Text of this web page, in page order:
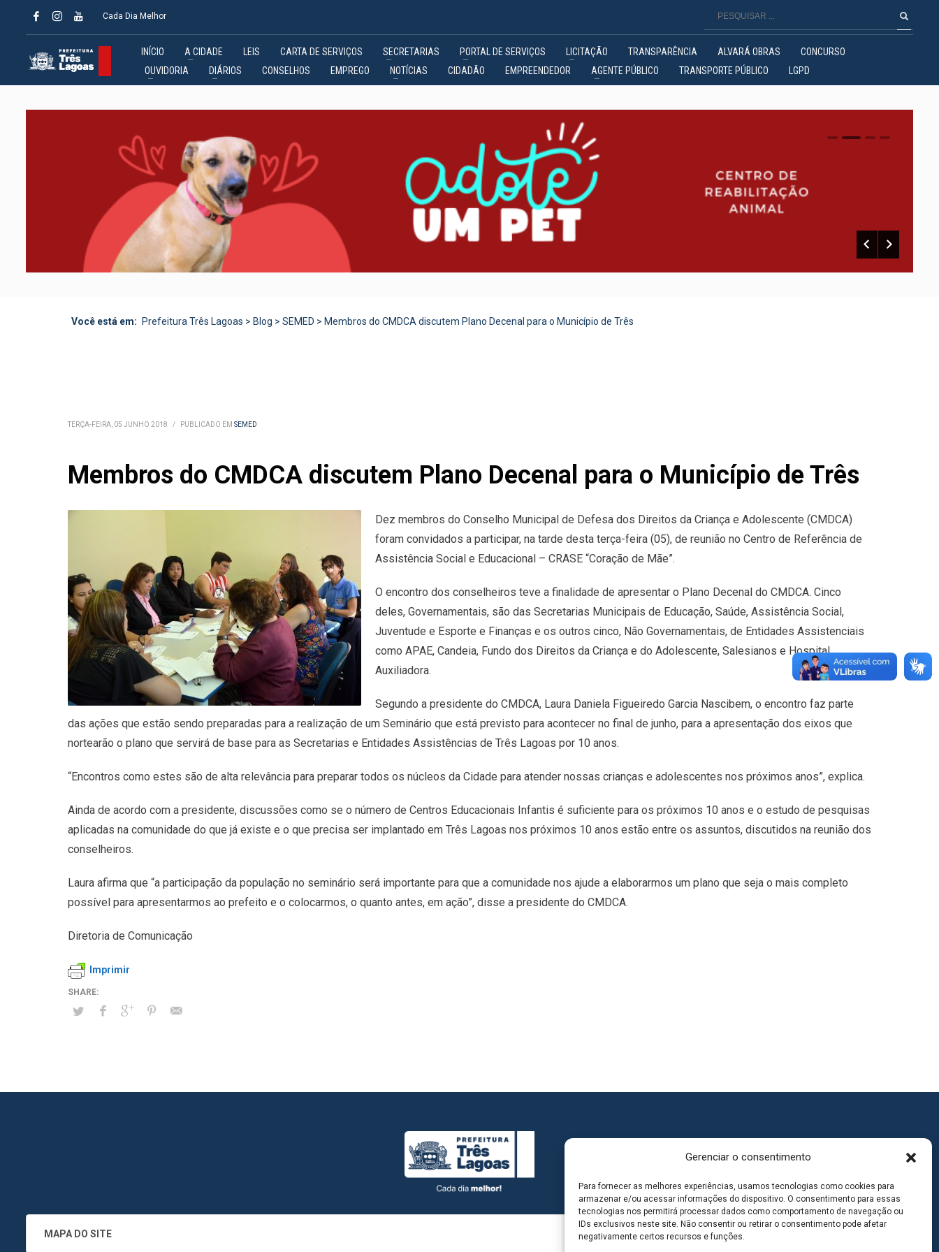
Gerenciar o consentimento
Para fornecer as melhores experiências, usamos tecnologias como cookies para
armazenar e/ou acessar informações do dispositivo. O consentimento para essas
tecnologias nos permitirá processar dados como comportamento de navegação ou
IDs exclusivos neste site. Não consentir ou retirar o consentimento pode afetar
negativamente certos recursos e funções.
Cada Dia Melhor
INÍCIO A CIDADE LEIS CARTA DE SERVIÇOS SECRETARIAS PORTAL DE SERVIÇOS LICITAÇÃO TRANSPARÊNCIA ALVARÁ OBRAS
CONCURSO
OUVIDORIA
DIÁRIOS CONSELHOS EMPREGO NOTÍCIAS CIDADÃO EMPREENDEDOR AGENTE PÚBLICO TRANSPORTE PÚBLICO LGPD
0 1 2
Você está em: Prefeitura Três Lagoas > Blog > SEMED > Membros do CMDCA discutem Plano Decenal para o Município de Três
TERÇA-FEIRA, 05 JUNHO 2018 / PUBLICADO EM SEMED
Membros do CMDCA discutem Plano Decenal para o Município de Três
Dez membros do Conselho Municipal de Defesa dos Direitos da Criança e Adolescente (CMDCA)
foram convidados a participar, na tarde desta terça-feira (05), de reunião no Centro de Referência de
Assistência Social e Educacional – CRASE “Coração de Mãe”.
O encontro dos conselheiros teve a finalidade de apresentar o Plano Decenal do CMDCA. Cinco
deles, Governamentais, são das Secretarias Municipais de Educação, Saúde, Assistência Social,
Juventude e Esporte e Finanças e os outros cinco, Não Governamentais, de Entidades Assistenciais
como APAE, Candeia, Fundo dos Direitos da Criança e do Adolescente, Salesianos e Hospital
Auxiliadora.
Segundo a presidente do CMDCA, Laura Daniela Figueiredo Garcia Nascibem, o encontro faz parte
das ações que estão sendo preparadas para a realização de um Seminário que está previsto para acontecer no final de junho, para a apresentação dos eixos que
nortearão o plano que servirá de base para as Secretarias e Entidades Assistências de Três Lagoas por 10 anos.
“Encontros como estes são de alta relevância para preparar todos os núcleos da Cidade para atender nossas crianças e adolescentes nos próximos anos”, explica.
Ainda de acordo com a presidente, discussões como se o número de Centros Educacionais Infantis é suficiente para os próximos 10 anos e o estudo de pesquisas
aplicadas na comunidade do que já existe e o que precisa ser implantado em Três Lagoas nos próximos 10 anos estão entre os assuntos, discutidos na reunião dos
conselheiros.
Laura afirma que “a participação da população no seminário será importante para que a comunidade nos ajude a elaborarmos um plano que seja o mais completo
possível para apresentarmos ao prefeito e o colocarmos, o quanto antes, em ação”, disse a presidente do CMDCA.
Diretoria de Comunicação
Imprimir
MAPA DO SITE